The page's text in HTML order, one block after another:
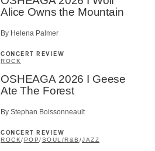
Alice Owns the Mountain
By Helena Palmer
CONCERT REVIEW
ROCK
OSHEAGA 2026 I Geese
Ate The Forest
By Stephan Boissonneault
CONCERT REVIEW
ROCK/POP/SOUL/R&B /JAZZ